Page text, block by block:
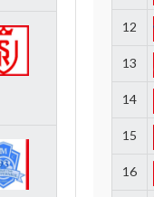
12
13
14
15
16